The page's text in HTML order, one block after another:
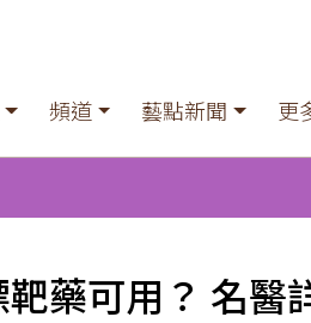
頻道 藝點新聞 更
藥可用？ 名醫